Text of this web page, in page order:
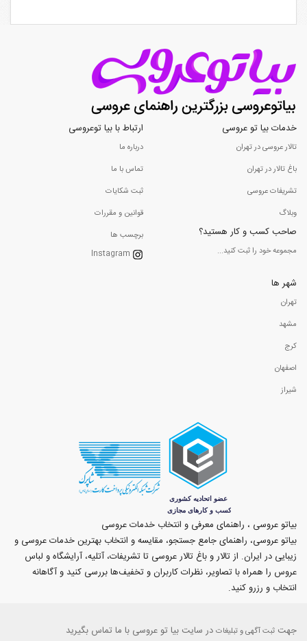
خدمات بیا تو عروسی
تالار عروسی در تهران
باغ تالار در تهران
تشریفات عروسی
وبلاگ
صاحب کسب و کار هستید؟
مجموعه خود را ثبت کنید...
ارتباط با بیا توعروسی
درباره ما
تماس با ما
ثبت شکایات
قوانین و مقررات
برچسب ها
Instagram
شهر ها
تهران
مشهد
کرج
اصفهان
شیراز
بیاتو عروسی ، راهنمای معرفی و انتخاب خدمات عروسی
بیاتو عروسی، راهنمای جامع جستجو، مقایسه و انتخاب بهترین خدمات عروسی و
زیبایی در ایران. از تالار و باغ تالار عروسی تا تشریفات، آتلیه، آرایشگاه و لباس
عروس را همراه با تصاویر، نظرات کاربران و تخفیف‌ها بررسی کنید و آگاهانه
انتخاب و رزرو کنید.
جهت ثبت آگهی و تبلیغات در سایت بیا تو عروسی با ما تماس بگیرید